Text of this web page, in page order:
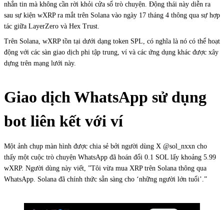
nhắn tin mà không cần rời khỏi cửa sổ trò chuyện. Động thái này diễn ra
sau sự kiện wXRP ra mắt trên Solana vào ngày 17 tháng 4 thông qua sự hợp
tác giữa LayerZero và Hex Trust.
Trên Solana, wXRP tồn tại dưới dạng token SPL, có nghĩa là nó có thể hoạt
động với các sàn giao dịch phi tập trung, ví và các ứng dụng khác được xây
dựng trên mạng lưới này.
Giao dịch WhatsApp sử dụng
bot liên kết với ví
Một ảnh chụp màn hình được chia sẻ bởi người dùng X @sol_nxxn cho
thấy một cuộc trò chuyện WhatsApp đã hoán đổi 0.1 SOL lấy khoảng 5.99
wXRP. Người dùng này viết, ”Tôi vừa mua XRP trên Solana thông qua
WhatsApp. Solana đã chính thức sẵn sàng cho ‘những người lớn tuổi’.”